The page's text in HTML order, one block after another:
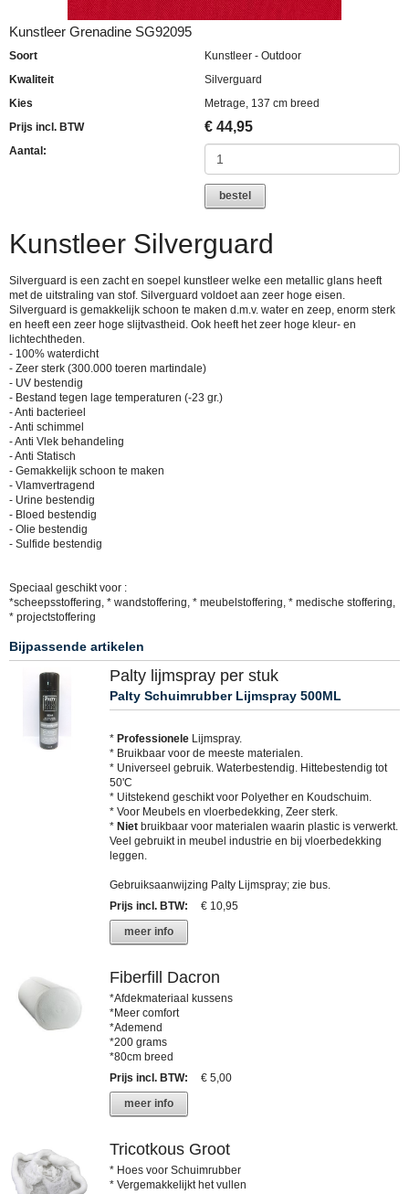
Kunstleer Grenadine SG92095
Soort
Kunstleer - Outdoor
Kwaliteit
Silverguard
Kies
Metrage, 137 cm breed
Prijs incl. BTW
€ 44,95
Aantal:
bestel
Kunstleer Silverguard
Silverguard is een zacht en soepel kunstleer welke een metallic glans heeft
met de uitstraling van stof. Silverguard voldoet aan zeer hoge eisen.
Silverguard is gemakkelijk schoon te maken d.m.v. water en zeep, enorm sterk
en heeft een zeer hoge slijtvastheid. Ook heeft het zeer hoge kleur- en
lichtechtheden.
- 100% waterdicht
- Zeer sterk (300.000 toeren martindale)
- UV bestendig
- Bestand tegen lage temperaturen (-23 gr.)
- Anti bacterieel
- Anti schimmel
- Anti Vlek behandeling
- Anti Statisch
- Gemakkelijk schoon te maken
- Vlamvertragend
- Urine bestendig
- Bloed bestendig
- Olie bestendig
- Sulfide bestendig
Speciaal geschikt voor :
*scheepsstoffering, * wandstoffering, * meubelstoffering, * medische stoffering,
* projectstoffering
Bijpassende artikelen
Palty lijmspray per stuk
Palty Schuimrubber Lijmspray 500ML
* Professionele Lijmspray.
* Bruikbaar voor de meeste materialen.
* Universeel gebruik. Waterbestendig. Hittebestendig tot
50'C
* Uitstekend geschikt voor Polyether en Koudschuim.
* Voor Meubels en vloerbedekking, Zeer sterk.
* Niet bruikbaar voor materialen waarin plastic is verwerkt.
Veel gebruikt in meubel industrie en bij vloerbedekking
leggen.
Gebruiksaanwijzing Palty Lijmspray; zie bus.
Prijs incl. BTW:
€ 10,95
meer info
Fiberfill Dacron
*Afdekmateriaal kussens
*Meer comfort
*Ademend
*200 grams
*80cm breed
Prijs incl. BTW:
€ 5,00
meer info
Tricotkous Groot
* Hoes voor Schuimrubber
* Vergemakkelijkt het vullen